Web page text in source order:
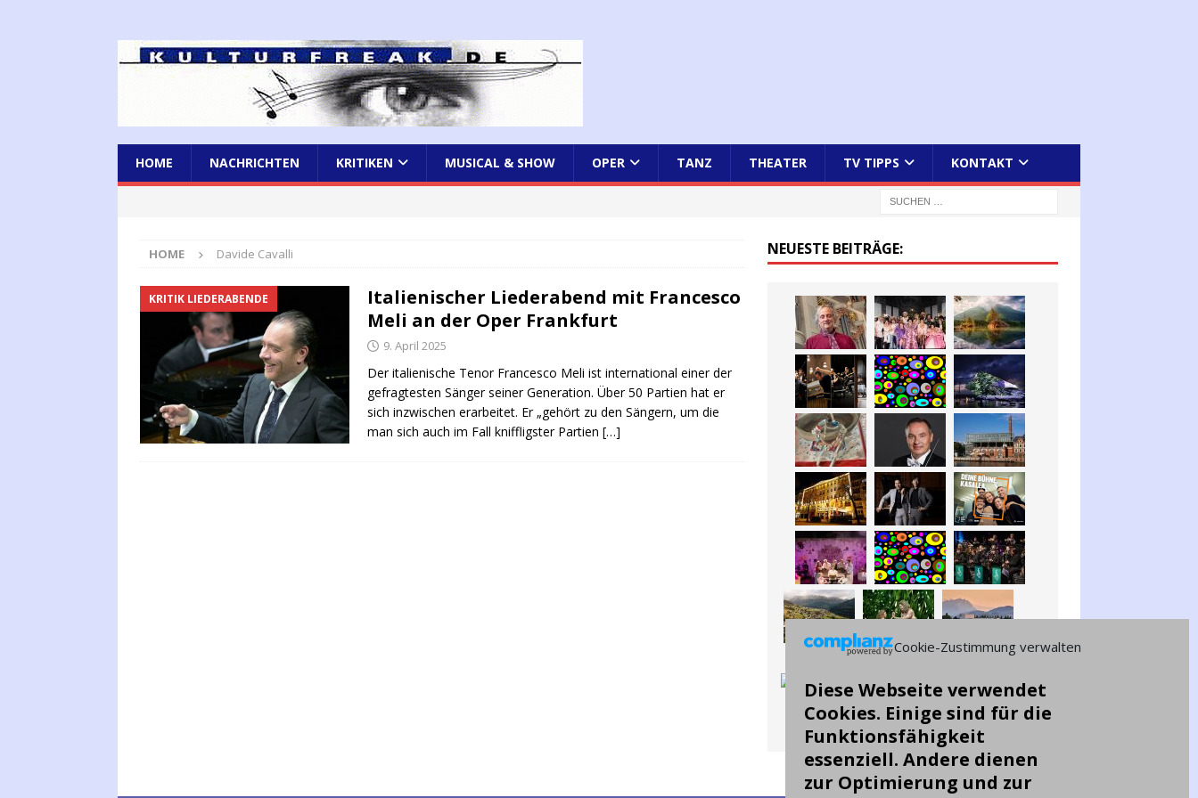
Cookie-Zustimmung verwalten
Diese Webseite verwendet
Cookies. Einige sind für die
Funktionsfähigkeit
essenziell. Andere dienen
zur Optimierung und zur
HOME NACHRICHTEN KRITIKEN MUSICAL & SHOW OPER TANZ THEATER TV TIPPS KONTAKT
HOME Davide Cavalli
KRITIK LIEDERABENDE
Italienischer Liederabend mit Francesco
Meli an der Oper Frankfurt
9. April 2025
Der italienische Tenor Francesco Meli ist international einer der
gefragtesten Sänger seiner Generation. Über 50 Partien hat er
sich inzwischen erarbeitet. Er „gehört zu den Sängern, um die
man sich auch im Fall kniffligster Partien […]
NEUESTE BEITRÄGE: